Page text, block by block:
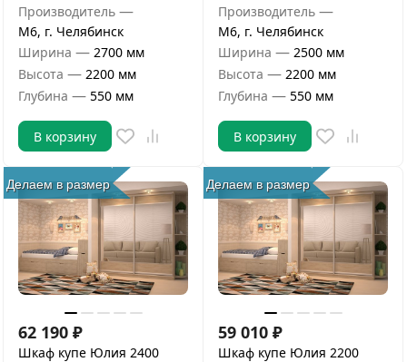
Производитель —
М6, г. Челябинск
Ширина — 2700 мм
Высота — 2200 мм
Глубина — 550 мм
В корзину
Производитель —
М6, г. Челябинск
Ширина — 2500 мм
Высота — 2200 мм
Глубина — 550 мм
В корзину
Делаем в размер
62 190 ₽
Шкаф купе Юлия 2400
Делаем в размер
59 010 ₽
Шкаф купе Юлия 2200